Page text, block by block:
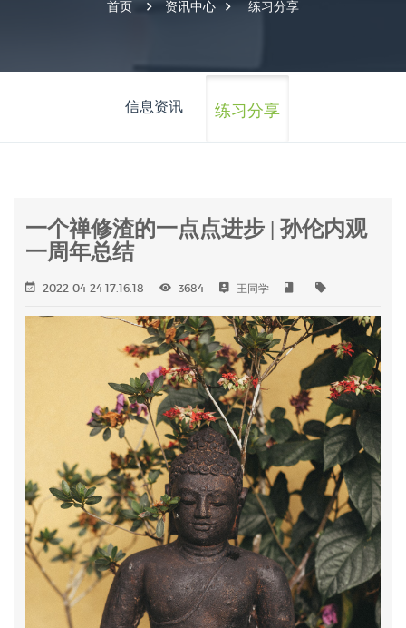
首页
资讯中心 练习分享
信息资讯 练习分享
一个禅修渣的一点点进步 | 孙伦内观
一周年总结
2022-04-24 17:16:18 3684 王同学